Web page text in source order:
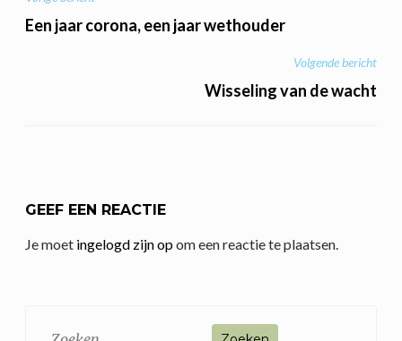
NAVIGATIE
Een jaar corona, een jaar wethouder
Volgende bericht
Wisseling van de wacht
GEEF EEN REACTIE
Je moet ingelogd zijn opom een reactie te plaatsen.
Zoeken